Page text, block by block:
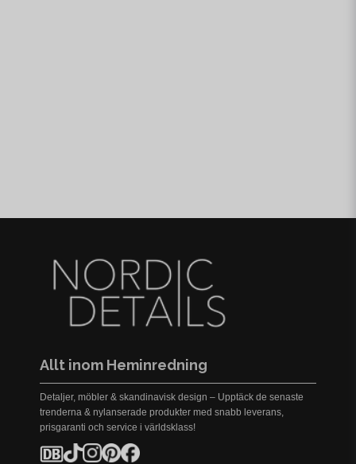
Allt inom Heminredning
Detaljer, möbler & skandinavisk design – Upptäck de senaste
trenderna & nylanserade produkter med snabb leverans,
prisgaranti och service i världsklass!